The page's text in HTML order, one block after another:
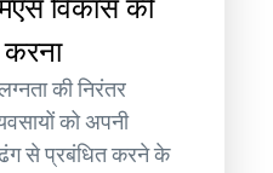
विकास की
करना
की निरंतर
को अपनी
ढंग से प्रबंधित करने के